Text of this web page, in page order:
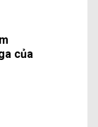
của